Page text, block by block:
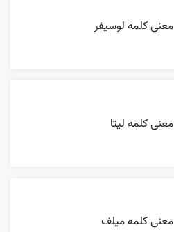
معنی کلمه لوسیفر
معنی کلمه لیتا
معنی کلمه میلف